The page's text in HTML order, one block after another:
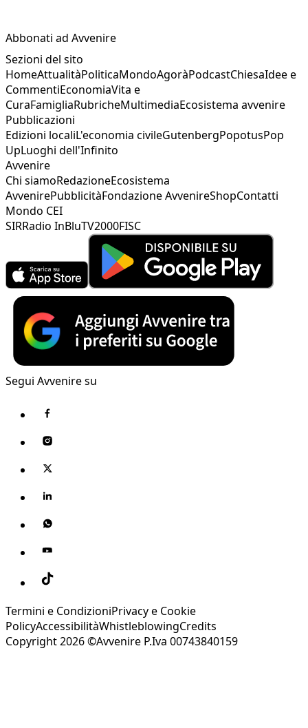
Abbonati ad Avvenire
Sezioni del sito
HomeAttualitàPoliticaMondoAgoràPodcastChiesaIdee e
CommentiEconomiaVita e
CuraFamigliaRubricheMultimediaEcosistema avvenire
Pubblicazioni
Edizioni localiL'economia civileGutenbergPopotusPop
UpLuoghi dell'Infinito
Avvenire
Chi siamoRedazioneEcosistema
AvvenirePubblicitàFondazione AvvenireShopContatti
Mondo CEI
SIRRadio InBluTV2000FISC
Segui Avvenire su
Termini e CondizioniPrivacy e Cookie
PolicyAccessibilitàWhistleblowingCredits
Copyright 2026 ©Avvenire P.Iva 00743840159